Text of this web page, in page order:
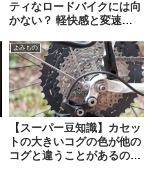
ティなロードバイクには向
かない？ 軽快感と変速の
（海外掲示板から）
よみもの
【スーパー豆知識】カセッ
トの大きいコグの色が他の
コグと違うことがあるのは